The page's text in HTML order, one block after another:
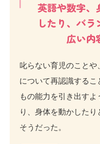
英語や数字、
したり、バ
広い内
叱らない育児のこと
について再認識する
もの能力を引き出す
り、身体を動かした
そうだった。